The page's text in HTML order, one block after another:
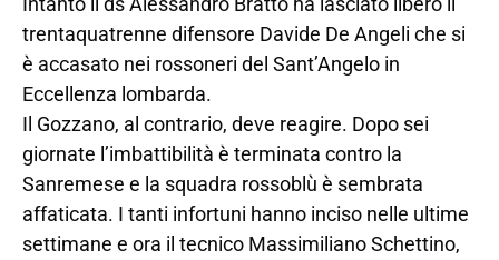
trentaquatrenne difensore Davide De Angeli che si
è accasato nei rossoneri del Sant’Angelo in
Eccellenza lombarda.
Il Gozzano, al contrario, deve reagire. Dopo sei
giornate l’imbattibilità è terminata contro la
Sanremese e la squadra rossoblù è sembrata
affaticata. I tanti infortuni hanno inciso nelle ultime
settimane e ora il tecnico Massimiliano Schettino,